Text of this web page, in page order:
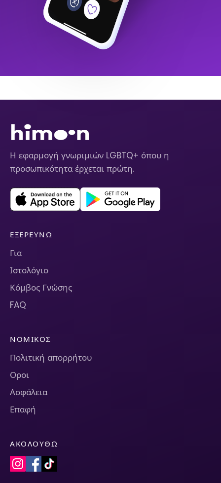
Η εφαρμογή γνωριμιών LGBTQ+ όπου η
προσωπικότητα έρχεται πρώτη.
ΕΞΕΡΕΥΝΏ
Για
Ιστολόγιο
Κόμβος Γνώσης
FAQ
ΝΟΜΙΚΌΣ
Πολιτική απορρήτου
Οροι
Ασφάλεια
Επαφή
ΑΚΟΛΟΥΘΏ